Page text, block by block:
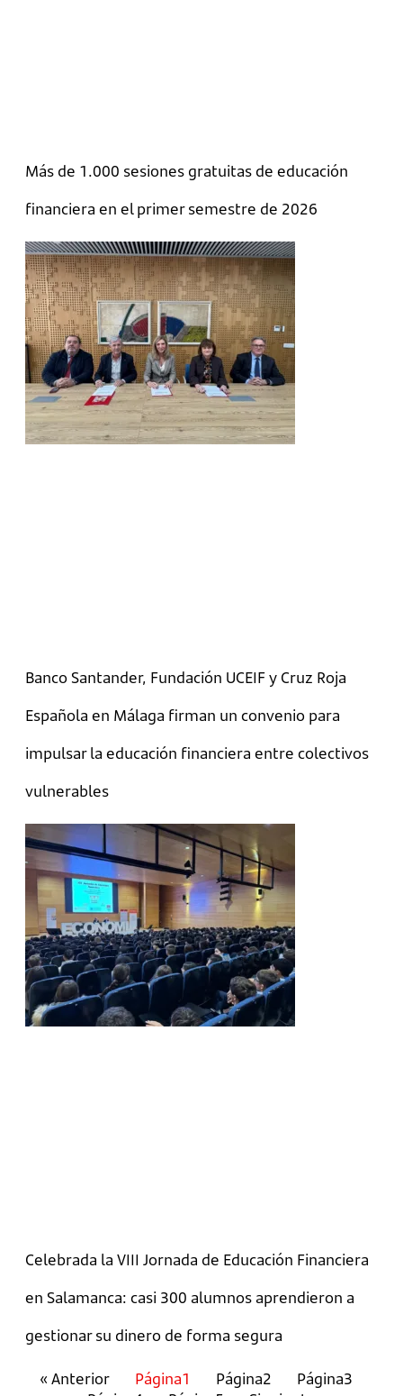
Más de 1.000 sesiones gratuitas de educación
financiera en el primer semestre de 2026
Banco Santander, Fundación UCEIF y Cruz Roja
Española en Málaga firman un convenio para
impulsar la educación financiera entre colectivos
vulnerables
Celebrada la VIII Jornada de Educación Financiera
en Salamanca: casi 300 alumnos aprendieron a
gestionar su dinero de forma segura
« Anterior Página1 Página2 Página3